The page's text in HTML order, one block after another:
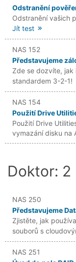
Odstranění
Odstranění vašich
Jít test
NAS 152
Představujeme
Zde se dozvíte, jak
standardem 3-2-1!
NAS 154
Použití Drive
Použití Drive
vymazání disku na
Doktor: 2
NAS 250
Představujeme
Zjistěte, jak
souborů s
NAS 251